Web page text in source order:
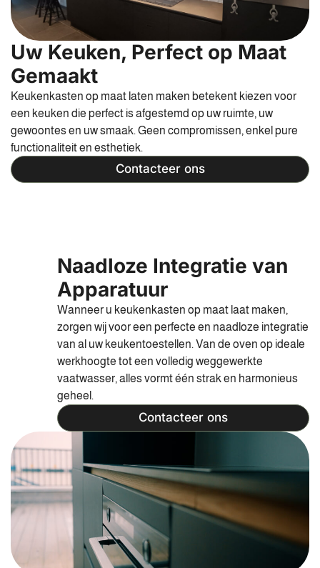
Uw Keuken, Perfect op Maat
Gemaakt
Keukenkasten op maat laten maken betekent kiezen voor
een keuken die perfect is afgestemd op uw ruimte, uw
gewoontes en uw smaak. Geen compromissen, enkel pure
functionaliteit en esthetiek.
Contacteer ons
Naadloze Integratie van
Apparatuur
Wanneer u keukenkasten op maat laat maken,
zorgen wij voor een perfecte en naadloze integratie
van al uw keukentoestellen. Van de oven op ideale
werkhoogte tot een volledig weggewerkte
vaatwasser, alles vormt één strak en harmonieus
geheel.
Contacteer ons